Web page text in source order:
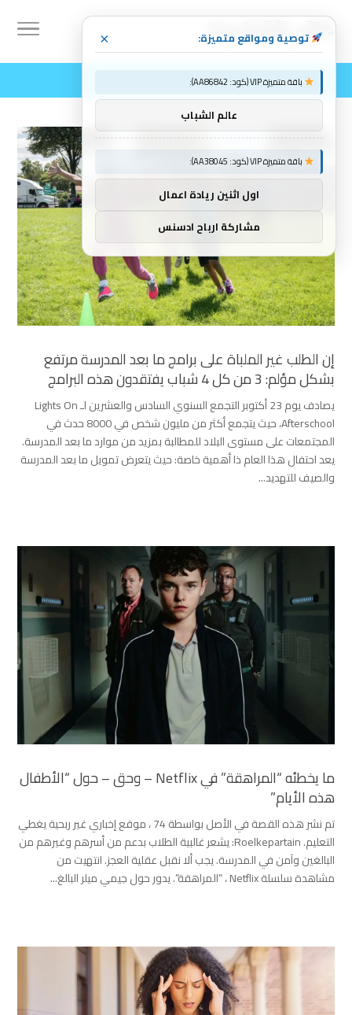
إن الطلب غير الملباة على برامج ما بعد المدرسة مرتفع
بشكل مؤلم: 3 من كل 4 شباب يفتقدون هذه البرامج
يصادف يوم 23 أكتوبر التجمع السنوي السادس والعشرين لـ Lights On
Afterschool، حيث يتجمع أكثر من مليون شخص في 8000 حدث في
المجتمعات على مستوى البلاد للمطالبة بمزيد من موارد ما بعد المدرسة.
يعد احتفال هذا العام ذا أهمية خاصة: حيث يتعرض تمويل ما بعد المدرسة
والصيف للتهديد...
ما يخطئه “المراهقة” في Netflix – وحق – حول “الأطفال
هذه الأيام”
تم نشر هذه القصة في الأصل بواسطة 74 ، موقع إخباري غير ربحية يغطي
التعليم. Roelkepartain: يشعر غالبية الطلاب بدعم من أسرهم وغيرهم من
البالغين وآمن في المدرسة. يجب ألا نقبل عقلية العجز. انتهيت من
مشاهدة سلسلة Netflix ، “المراهقة”. يدور حول جيمي ميلر البالغ...
توصية ومواقع متميزة: ×
باقة متميزة VIP (كود: AA86842):
عالم الشباب
باقة متميزة VIP (كود: AA38045):
اول اثنين ريادة اعمال
مشاركة ارباح ادسنس